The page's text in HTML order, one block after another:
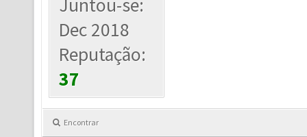
Juntou-se:
Dec 2018
Reputação:
37
Encontrar